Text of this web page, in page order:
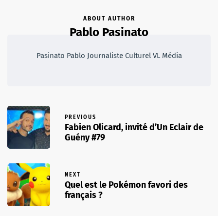
ABOUT AUTHOR
Pablo Pasinato
Pasinato Pablo Journaliste Culturel VL Média
PREVIOUS
Fabien Olicard, invité d’Un Eclair de
Guény #79
NEXT
Quel est le Pokémon favori des
français ?